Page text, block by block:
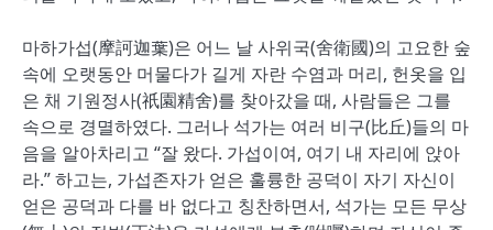
마하가섭(摩訶迦葉)은 어느 날 사위국(舍衛國)의 고요한 숲
속에 오랫동안 머물다가 길게 자란 수염과 머리, 헌옷을 입
은 채 기원정사(祇園精舍)를 찾아갔을 때, 사람들은 그를
속으로 경멸하였다. 그러나 석가는 여러 비구(比丘)들의 마
음을 알아차리고 “잘 왔다. 가섭이여, 여기 내 자리에 앉아
라.” 하고는, 가섭존자가 얻은 훌륭한 공덕이 자기 자신이
얻은 공덕과 다를 바 없다고 칭찬하면서, 석가는 모든 무상